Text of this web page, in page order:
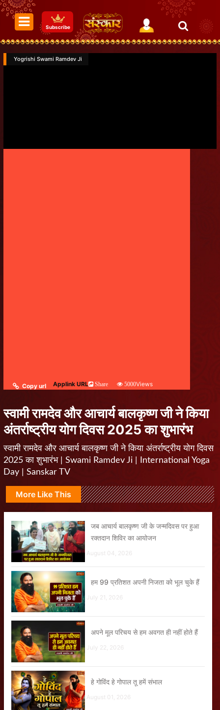
Subscribe
Yogrishi Swami Ramdev Ji
Copy url Applink URL Share 5000Views
स्वामी रामदेव और आचार्य बालकृष्ण जी ने किया
अंतर्राष्ट्रीय योग दिवस 2025 का शुभारंभ
स्वामी रामदेव और आचार्य बालकृष्ण जी ने किया अंतर्राष्ट्रीय योग दिवस
2025 का शुभारंभ | Swami Ramdev Ji | International Yoga
Day | Sanskar TV
More Like This
जब आचार्य बालकृष्ण जी के जन्मदिवस पर हुआ
रक्तदान शिविर का आयोजन
August 04, 2026
हम 99 प्रतिशत अपनी निजता को भूल चुके हैं
July 21, 2026
अपने मूल परिचय से हम अवगत ही नहीं होते हैं
July 22, 2026
हे गोविंद हे गोपाल तू हमें संभाल
August 01, 2026